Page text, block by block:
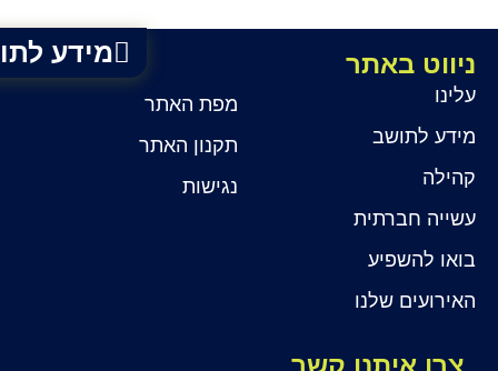
מידע ניווט באתר
עלינו
מידע לתושב
קהילה
עשייה חברתית
בואו להשפיע
האירועים שלנו
מפת האתר
תקנון האתר
נגישות
צרו איתנו קשר